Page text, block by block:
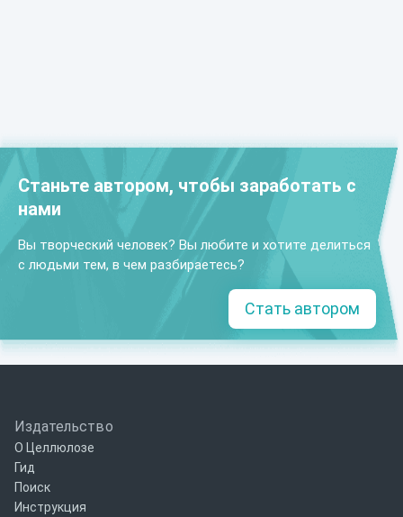
Станьте автором, чтобы заработать с
нами
Вы творческий человек? Вы любите и хотите делиться
с людьми тем, в чем разбираетесь?
Стать автором
Издательство
О Целлюлозе
Гид
Поиск
Инструкция